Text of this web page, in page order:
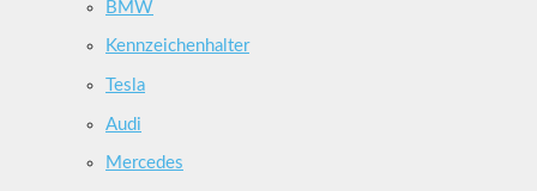
BMW
Kennzeichenhalter
Tesla
Audi
Mercedes